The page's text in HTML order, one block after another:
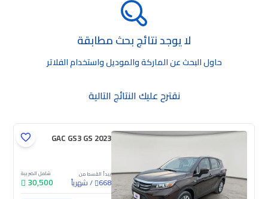
لا يوجد نتائج بحث مطابقة
حاول البحث عن الماركة والموديل واستخدام الفلاتر
نقترح عليك النتائج التالية
GAC GS3 GS 2023
يبدأ القسط من
668
/شهرياً
شامل الضريبة
30,500